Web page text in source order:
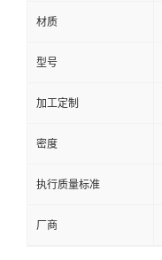
式
在
线
材质
型号
加工定制
密度
执行质量标准
厂商